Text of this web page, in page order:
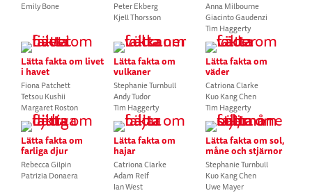
Emily Bone
Peter Ekberg
Kjell Thorsson
Anna Milbourne
Giacinto Gaudenzi
Tim Haggerty
Lätta fakta om livet
i havet
Fiona Patchett
Tetsou Kushii
Margaret Roston
Lätta fakta om
vulkaner
Stephanie Turnbull
Andy Tudor
Tim Haggerty
Lätta fakta om
väder
Catriona Clarke
Kuo Kang Chen
Tim Haggerty
Lätta fakta om
farliga djur
Rebecca Gilpin
Patrizia Donaera
Lätta fakta om
hajar
Catriona Clarke
Adam Relf
Ian West
Lätta fakta om sol,
måne och stjärnor
Stephanie Turnbull
Kuo Kang Chen
Uwe Mayer